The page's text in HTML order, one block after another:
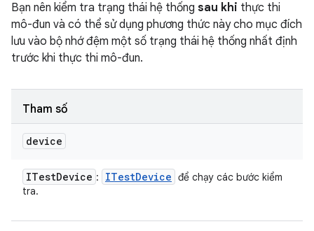
Bạn nên kiểm tra trạng thái hệ thống sau khi thực thi
mô-đun và có thể sử dụng phương thức này cho mục đích
lưu vào bộ nhớ đệm một số trạng thái hệ thống nhất định
trước khi thực thi mô-đun.
Tham số
device
ITestDevice : ITestDevice để chạy các bước kiểm
tra.